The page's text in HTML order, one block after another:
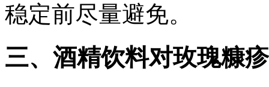
稳定前尽量避免。
三、酒精饮料对玫瑰糠